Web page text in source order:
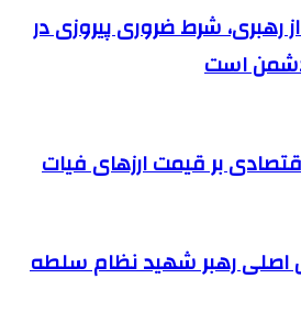
رهبری، شرط ضروری پیروزی در
دشمن است
اقتصادی بر قیمت ارزهای فیات
اصلی رهبر شهید نظام سلطه